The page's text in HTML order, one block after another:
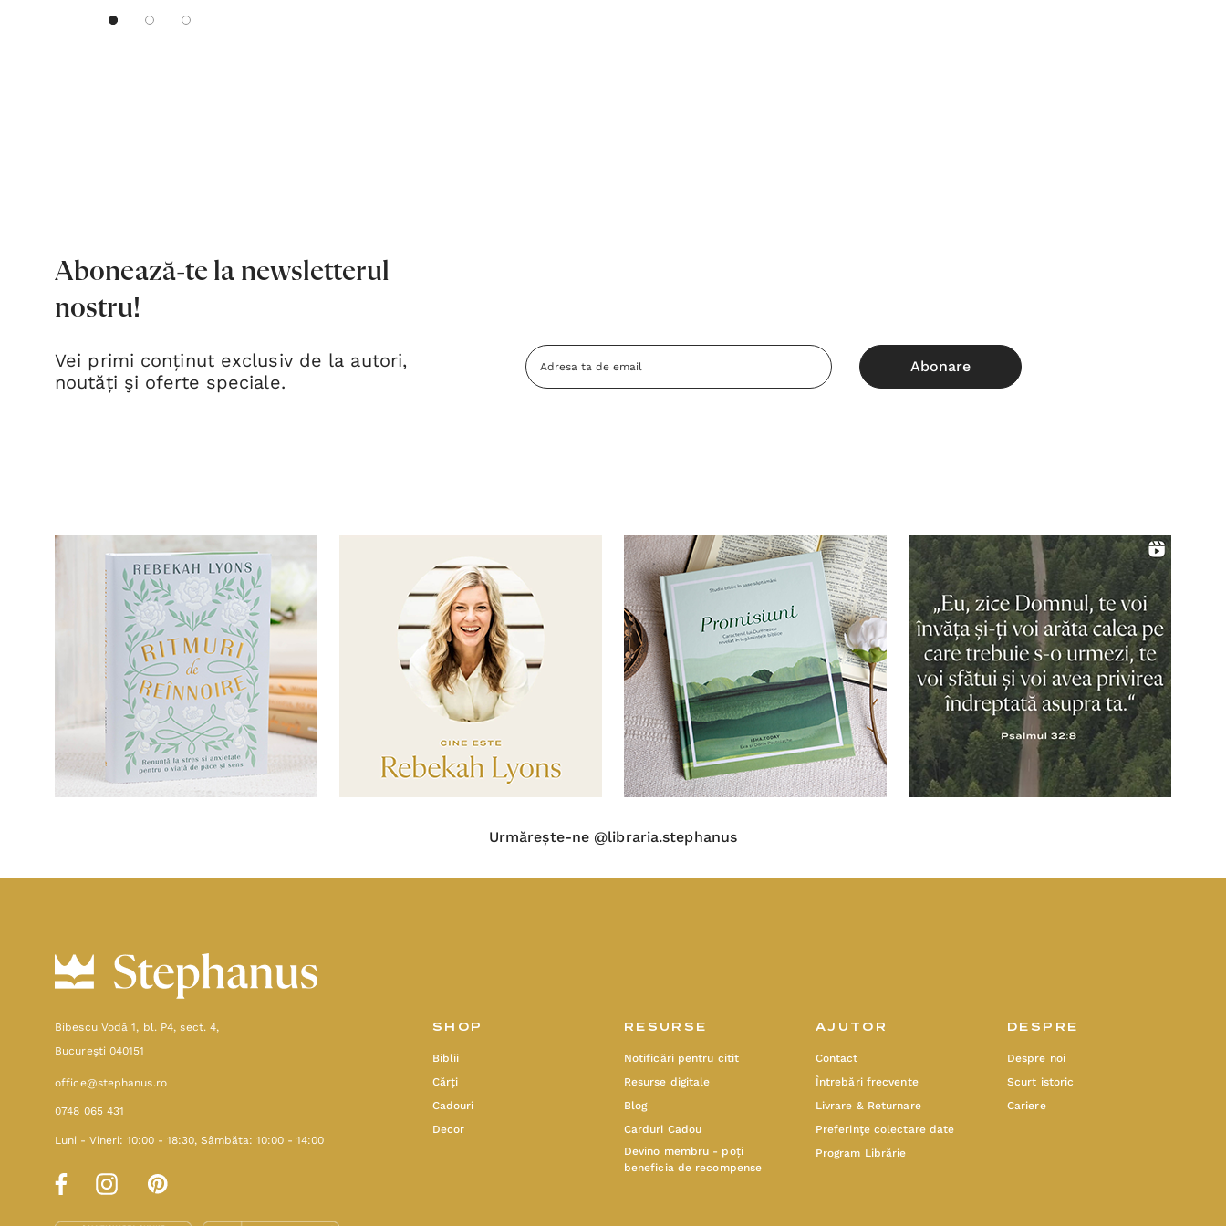
Abonează-te la newsletterul
nostru!
Vei primi conținut exclusiv de la autori,
noutăți şi oferte speciale.
Adresa
Email
Urmărește-ne @libraria.stephanus
Bibescu Vodă 1, bl. P4, sect. 4,
Bucureşti 040151
office@stephanus.ro
0748 065 431
Luni - Vineri: 10:00 - 18:30, Sâmbăta: 10:00 - 14:00
SHOP
Biblii
Cărți
Cadouri
Decor
RESURSE
Notificări pentru citit
Resurse digitale
Blog
Carduri Cadou
Devino membru - poți
beneficia de recompense
AJUTOR
Contact
Întrebări frecvente
Livrare & Returnare
Preferinţe colectare date
Program Librărie
DESPRE
Despre noi
Scurt istoric
Cariere